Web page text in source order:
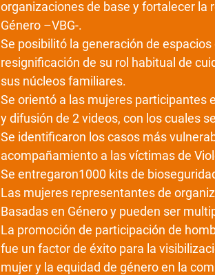
organizaciones de base y fortalecer
Género –VBG-.
Se posibilitó la generación de
resignificación de su rol habitual de
sus núcleos familiares.
Se orientó a las mujeres participantes
y difusión de 2 videos, con los cuales
Se identificaron los casos más
acompañamiento a las víctimas de
Se entregaron1000 kits de
Las mujeres representantes de
Basadas en Género y pueden ser
La promoción de participación de
fue un factor de éxito para la
mujer y la equidad de género en la